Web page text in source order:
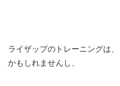
ライザップのトレーニングは
かもしれませんし、